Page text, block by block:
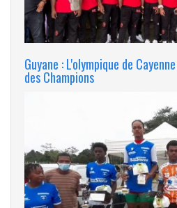
Guyane : L'olympique de
des Champions